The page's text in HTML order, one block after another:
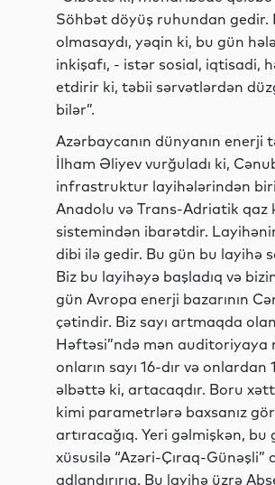
Söhbət döyüş ruhundan
olmasaydı, yəqin ki, bu gün
inkişafı, - istər sosial, iqtisadi,
etdirir ki, təbii sərvətlərdən
bilər”.
Azərbaycanın dünyanın
İlham Əliyev vurğuladı ki,
infrastruktur layihələrindən biri
Anadolu və Trans-Adriatik
sistemindən ibarətdir.
dibi ilə gedir. Bu gün bu layihə
Biz bu layihəyə başladıq və
gün Avropa enerji bazarının
çətindir. Biz sayı artmaqda
Həftəsi”ndə mən auditoriyaya
onların sayı 16-dır və
əlbəttə ki, artacaqdır. Boru
kimi parametrlərə baxsanız
artıracağıq. Yeri gəlmişkən,
xüsusilə “Azəri-Çıraq-
adlandırırıq. Bu layihə üzrə